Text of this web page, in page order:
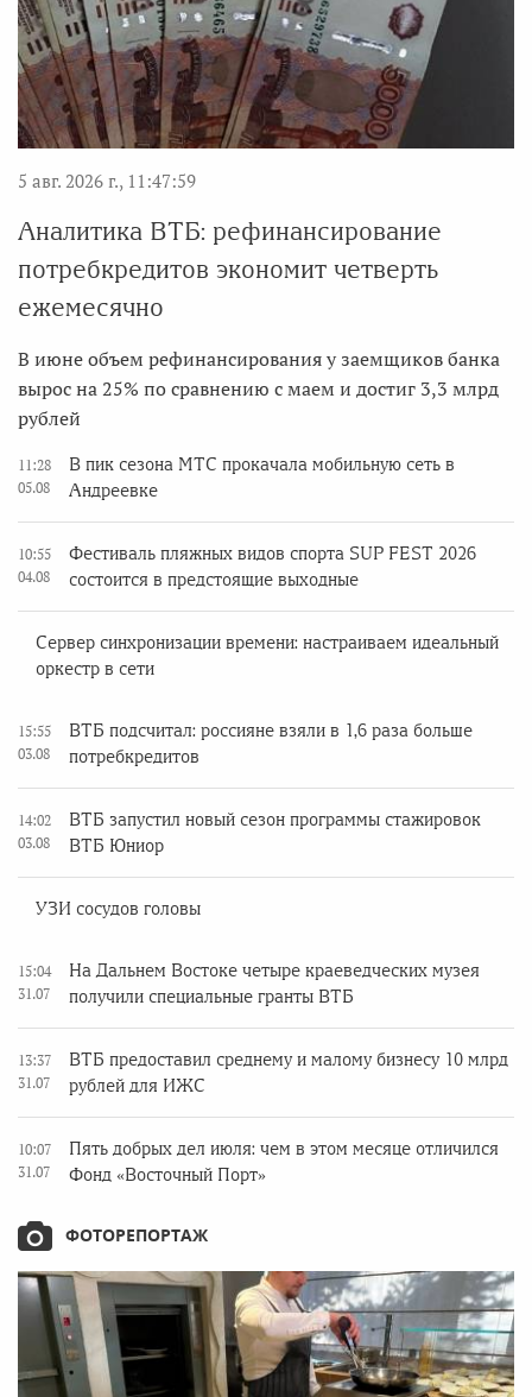
5 авг. 2026 г., 11:47:59
Аналитика ВТБ: рефинансирование
потребкредитов экономит четверть
ежемесячно
В июне объем рефинансирования у заемщиков банка
вырос на 25% по сравнению с маем и достиг 3,3 млрд
рублей
11:28
05.08
В пик сезона МТС прокачала мобильную сеть в
Андреевке
10:55
04.08
Фестиваль пляжных видов спорта SUP FEST 2026
состоится в предстоящие выходные
Сервер синхронизации времени: настраиваем идеальный
оркестр в сети
15:55
03.08
ВТБ подсчитал: россияне взяли в 1,6 раза больше
потребкредитов
14:02
03.08
ВТБ запустил новый сезон программы стажировок
ВТБ Юниор
УЗИ сосудов головы
15:04
31.07
На Дальнем Востоке четыре краеведческих музея
получили специальные гранты ВТБ
13:37
31.07
ВТБ предоставил среднему и малому бизнесу 10 млрд
рублей для ИЖС
10:07
31.07
Пять добрых дел июля: чем в этом месяце отличился
Фонд «Восточный Порт»
ФОТОРЕПОРТАЖ